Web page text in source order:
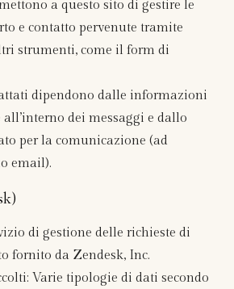
a questo sito di gestire le
e contatto pervenute tramite
strumenti, come il form di
dipendono dalle informazioni
dei messaggi e dallo
per la comunicazione (ad
email).
di gestione delle richieste di
fornito da Zendesk, Inc.
Varie tipologie di dati secondo